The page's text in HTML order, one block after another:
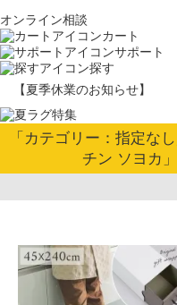
オンライン相談
カート
サポート
探す
【夏季休業のお知らせ】
「カテゴリー：指定な
チン ソヨカ